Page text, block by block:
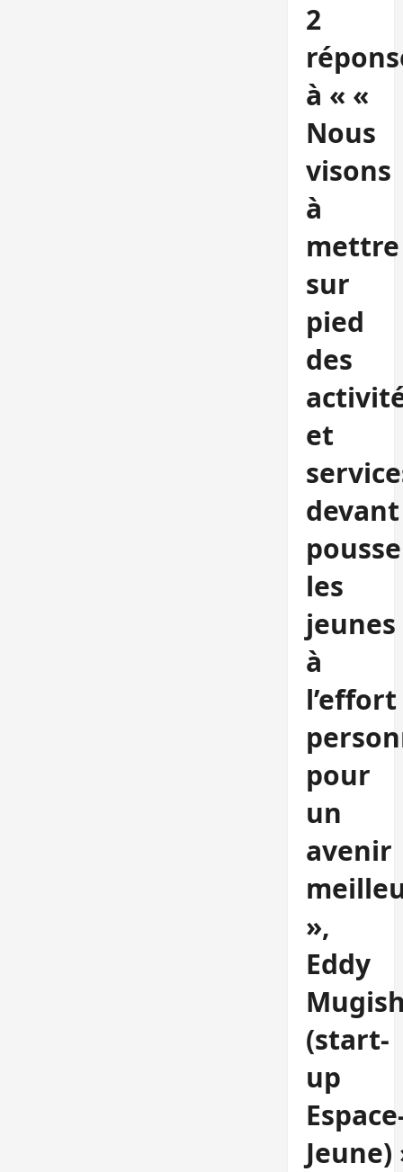
2
à « «
Nous
visons
à
mettre
sur
pied
des
et
devant
les
jeunes
à
l’effort
pour
un
avenir
»,
Eddy
(start-
up
Jeune)